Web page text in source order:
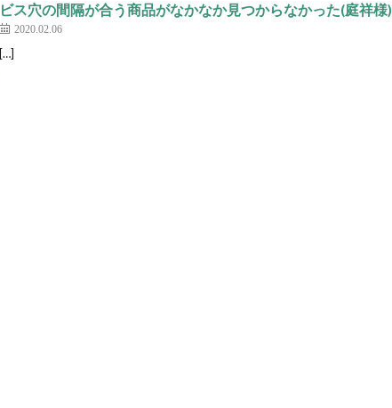
ビス穴の間隔が合う商品がなかなか見つからなかった(庭祥様)
2020.02.06
[…]